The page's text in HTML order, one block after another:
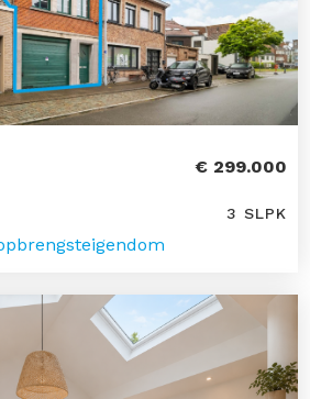
€ 299.000
3 SLPK